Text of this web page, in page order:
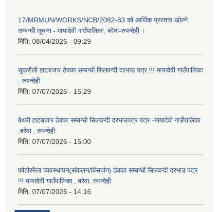
17/MRMUN/WORKS/NCB/2082-83 को आर्थिक प्रस्ताव खोल्ने
सम्बन्धी सूचना - मायादेवी गाउँपालिका, बरेवा-रुपन्देही ।
मिति: 08/04/2026 - 09:29
सुक्रौली हाटबजार ठेक्का सम्बन्धी सिलवन्दी दरभाउ पत्र !!! मायादेवी गाउँपालिका
, रुपन्देही
मिति: 07/07/2026 - 15:29
बेथरी हाटबजार ठेक्का सम्बन्धी सिलवन्दी दरभाउपत्र पत्र -मायादेवी गाउँपालिका
,बरेवा , रुपन्देही
मिति: 07/07/2026 - 15:00
फोहोरमैला व्यवस्थापन(संकलन/बिसर्जन) ठेक्का सम्बन्धी सिलवन्दी दरभाउ पत्र
!!! मायादेवी गाउँपालिका , बरेवा, रुपन्देही
मिति: 07/07/2026 - 14:16